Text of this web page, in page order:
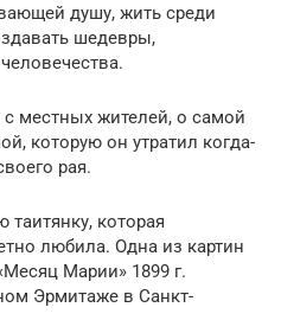
душу, жить среди
шедевры,
местных жителей, о самой
которую он утратил когда-
рая.
которая
любила. Одна из картин
Марии» 1899 г.
Эрмитаже в Санкт-